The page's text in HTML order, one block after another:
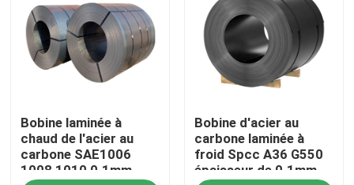
Maison
Bobine laminée à
chaud de l'acier au
carbone SAE1006
1008 1010 0.1mm -
Bobine d'acier au
carbone laminée à
froid Spcc A36 G550
épaisseur de 0.1mm -